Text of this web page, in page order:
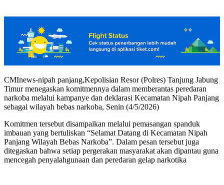
CMInews-nipah panjang,Kepolisian Resor (Polres) Tanjung Jabung
Timur menegaskan komitmennya dalam memberantas peredaran
narkoba melalui kampanye dan deklarasi Kecamatan Nipah Panjang
sebagai wilayah bebas narkoba, Senin (4/5/2026)
Komitmen tersebut disampaikan melalui pemasangan spanduk
imbauan yang bertuliskan “Selamat Datang di Kecamatan Nipah
Panjang Wilayah Bebas Narkoba”. Dalam pesan tersebut juga
ditegaskan bahwa setiap pergerakan masyarakat akan dipantau guna
mencegah penyalahgunaan dan peredaran gelap narkotika